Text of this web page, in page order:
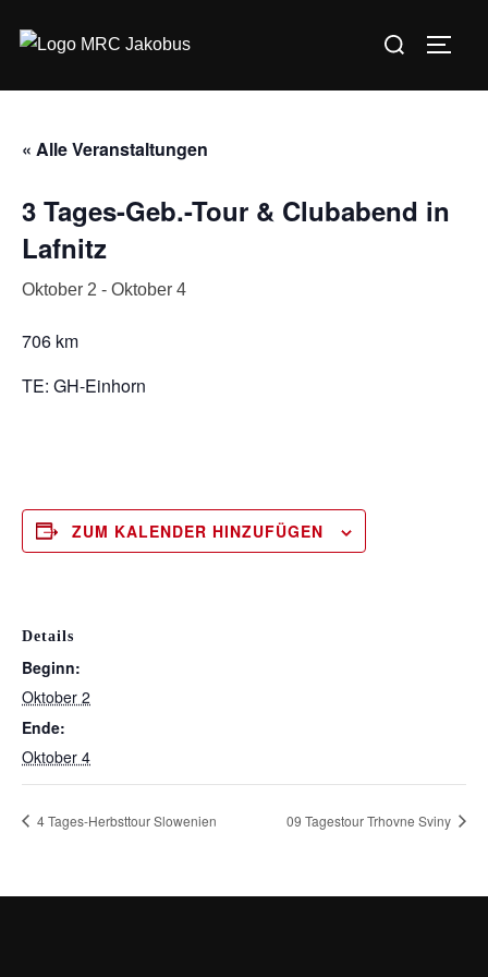
Inhalt
Suchen
« Alle Veranstaltungen
3 Tages-Geb.-Tour & Clubabend in
Lafnitz
Oktober 2 - Oktober 4
706 km
TE: GH-Einhorn
ZUM KALENDER HINZUFÜGEN
Details
Beginn:
Oktober 2
Ende:
Oktober 4
4 Tages-Herbsttour Slowenien 09 Tagestour Trhovne Sviny